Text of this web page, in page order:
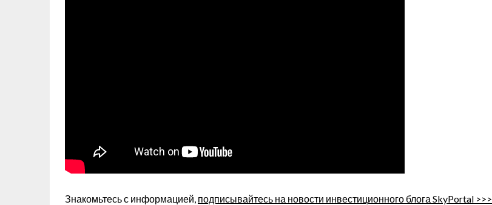
Знакомьтесь с информацией, подписывайтесь на новости инвестиционного блога SkyPortal >>>